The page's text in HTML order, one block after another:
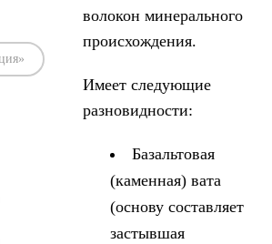
волокон минерального
происхождения.
Имеет следующие
разновидности:
Базальтовая
(каменная) вата
(основу составляет
застывшая